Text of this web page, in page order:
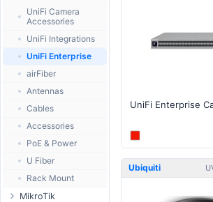
Ubiquiti
UniFi Camera
Accessories
UniFi Integrations
UniFi Enterprise
airFiber
Antennas
Cables
Accessories
PoE & Power
U Fiber
Rack Mount
MikroTik